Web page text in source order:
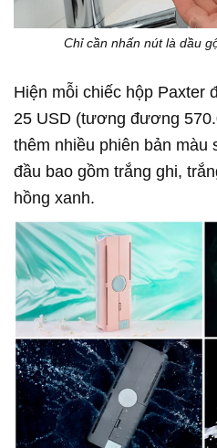
Chỉ cần nhấn nút là dầu
Hiện mỗi chiếc hộp Paxter
25 USD (tương đương
thêm nhiều phiên bản màu
đầu bao gồm trắng ghi,
hồng xanh.